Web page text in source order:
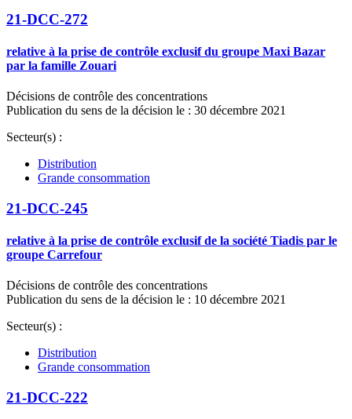
21-DCC-272
relative à la prise de contrôle exclusif du groupe Maxi Bazar
par la famille Zouari
Décisions de contrôle des concentrations
Publication du sens de la décision le : 30 décembre 2021
Secteur(s) :
Distribution
Grande consommation
21-DCC-245
relative à la prise de contrôle exclusif de la société Tiadis par le
groupe Carrefour
Décisions de contrôle des concentrations
Publication du sens de la décision le : 10 décembre 2021
Secteur(s) :
Distribution
Grande consommation
21-DCC-222